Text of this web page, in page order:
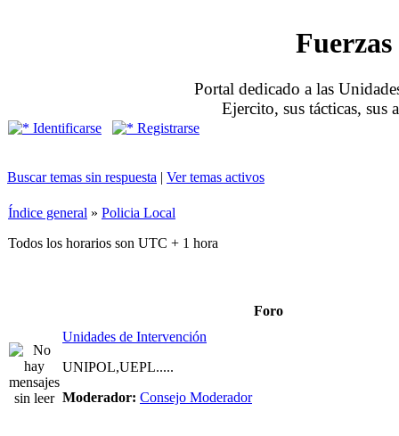
Portal dedicado a las
Ejercito, sus tácticas, sus
Identificarse Registrarse
Buscar temas sin respuesta | Ver temas activos
Índice general » Policia Local
Todos los horarios son UTC + 1 hora
Foro
Unidades de Intervención
UNIPOL,UEPL.....
Moderador: Consejo Moderador